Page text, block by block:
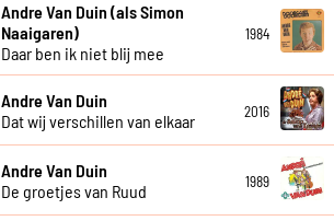
Andre Van Duin (als Simon
Naaigaren)
Daar ben ik niet blij mee
1984
Andre Van Duin
Dat wij verschillen van elkaar
2016
Andre Van Duin
De groetjes van Ruud
1989